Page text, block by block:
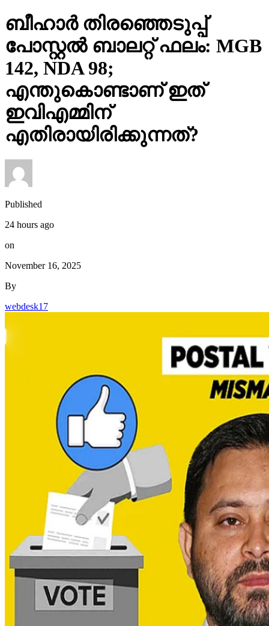
ബീഹാർ തിരഞ്ഞെടുപ്പ്
പോസ്റ്റൽ ബാലറ്റ് ഫലം: MGB
142, NDA 98;
എന്തുകൊണ്ടാണ് ഇത്
ഇവിഎമ്മിന്
എതിരായിരിക്കുന്നത്?
Published
24 hours ago
on
November 16, 2025
By
webdesk17